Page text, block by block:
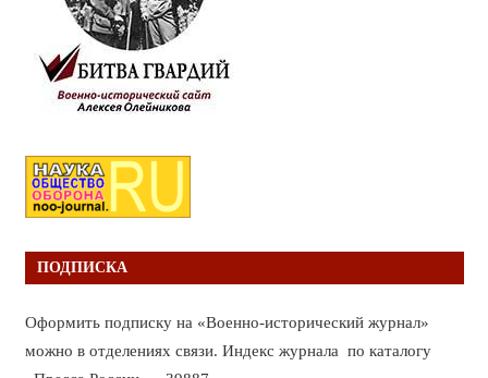
ПОДПИСКА
Оформить подписку на «Военно-исторический журнал»
можно в отделениях связи. Индекс журнала по каталогу